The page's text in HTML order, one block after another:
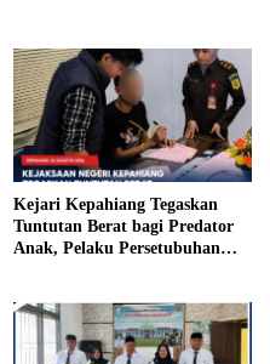
Kejari Kepahiang Tegaskan
Tuntutan Berat bagi Predator
Anak, Pelaku Persetubuhan
Penjara